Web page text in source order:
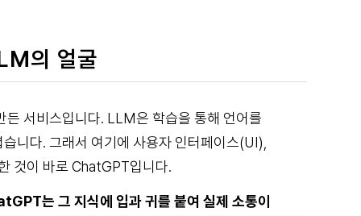
의 얼굴
서비스입니다. LLM은 학습을 통해 언어를
니다. 그래서 여기에 사용자 인터페이스(UI),
것이 바로 ChatGPT입니다.
는 그 지식에 입과 귀를 붙여 실제 소통이